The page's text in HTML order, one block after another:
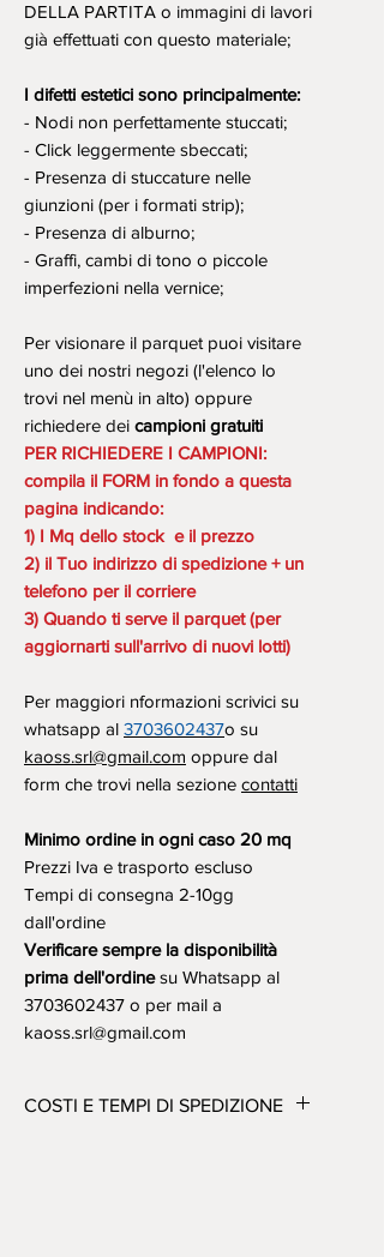
DELLA PARTITA o immagini di lavori
già effettuati con questo materiale;
I difetti estetici sono principalmente:
- Nodi non perfettamente stuccati;
- Click leggermente sbeccati;
- Presenza di stuccature nelle
giunzioni (per i formati strip);
- Presenza di alburno;
- Graffi, cambi di tono o piccole
imperfezioni nella vernice;
Per visionare il parquet puoi visitare
uno dei nostri negozi (l'elenco lo
trovi nel menù in alto) oppure
richiedere dei campioni gratuiti
PER RICHIEDERE I CAMPIONI:
compila il FORM in fondo a questa
pagina indicando:
1) I Mq dello stock e il prezzo
2) il Tuo indirizzo di spedizione + un
telefono per il corriere
3) Quando ti serve il parquet (per
aggiornarti sull'arrivo di nuovi lotti)
Per maggiori nformazioni scrivici su
whatsapp al 3703602437o su
kaoss.srl@gmail.com oppure dal
form che trovi nella sezione contatti
Minimo ordine in ogni caso 20 mq
Prezzi Iva e trasporto escluso
Tempi di consegna 2-10gg
dall'ordine
Verificare sempre la disponibilità
prima dell'ordinesu Whatsapp al
3703602437 o per mail a
kaoss.srl@gmail.com
COSTI E TEMPI DI SPEDIZIONE